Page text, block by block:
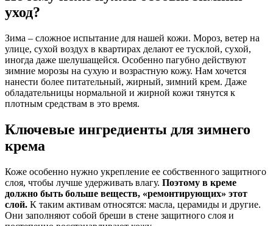
уход?
Зима – сложное испытание для нашей кожи. Мороз, ветер на
улице, сухой воздух в квартирах делают ее тусклой, сухой,
иногда даже шелушащейся. Особенно пагубно действуют
зимние морозы на сухую и возрастную кожу. Нам хочется
нанести более питательный, жирный, зимний крем. Даже
обладательницы нормальной и жирной кожи тянутся к
плотным средствам в это время.
Ключевые ингредиенты для зимнего
крема
Коже особенно нужно укрепление ее собственного защитного
слоя, чтобы лучше удерживать влагу. Поэтому в креме
должно быть больше веществ, «ремонтирующих» этот
слой. К таким активам относятся: масла, церамиды и другие.
Они заполняют собой бреши в стене защитного слоя и